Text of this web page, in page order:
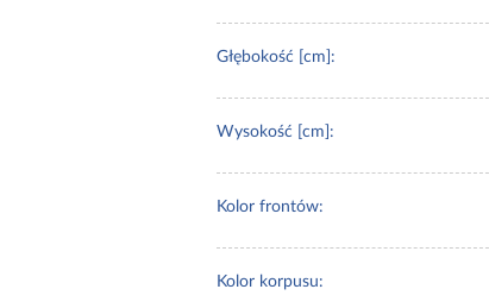
Głębokość [cm]:
Wysokość [cm]:
Kolor frontów:
Kolor korpusu: